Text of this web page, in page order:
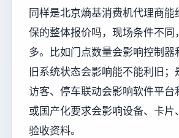
同样是北京熵基消费机代理商
保的整体报价吗，现场条件不同
多。比如门点数量会影响控制器
旧系统状态会影响能不能利旧；
访客、停车联动会影响软件平台
或国产化要求会影响设备、卡片
验收资料。